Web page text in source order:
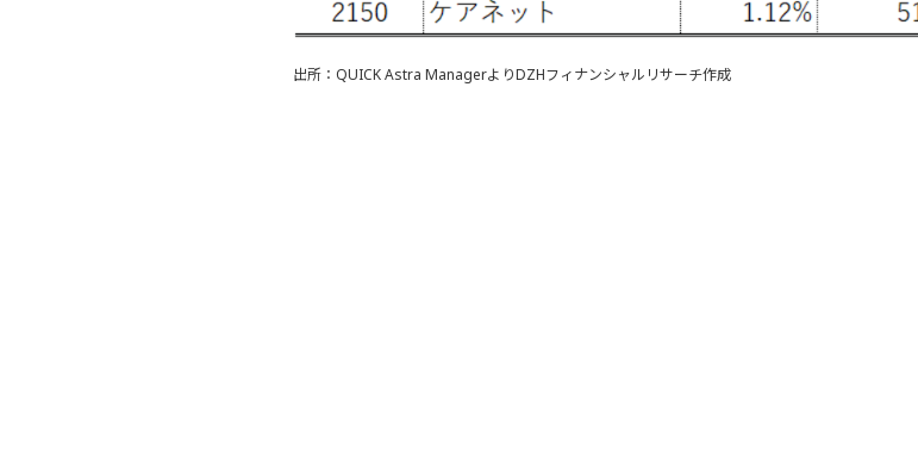
出所：QUICK Astra ManagerよりDZHフィナンシャルリサーチ作成